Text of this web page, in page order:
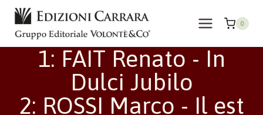
Salta
contenuto
0
1: FAIT Renato - In
Dulci Jubilo
2: ROSSI Marco - Il est